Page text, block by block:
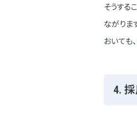
そうする
ながりま
おいても
4.